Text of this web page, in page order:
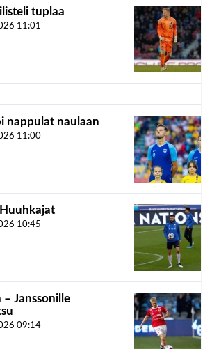
tuplaa
11:01
nappulat naulaan
11:00
10:45
– Janssonille
09:14